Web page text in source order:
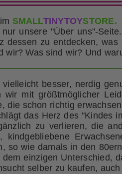
SMALLTINYTOYSTORE.
unsere "Über uns"-
dessen zu entdecken,
wir? Was sind wir? Und
besser, nerdig
mit größtmöglicher
die schon richtig
das Herz des "Kindes
zu verlieren, die
kindgebliebene
so wie damals in den
einzigen Unterschied,
selber zu kaufen,